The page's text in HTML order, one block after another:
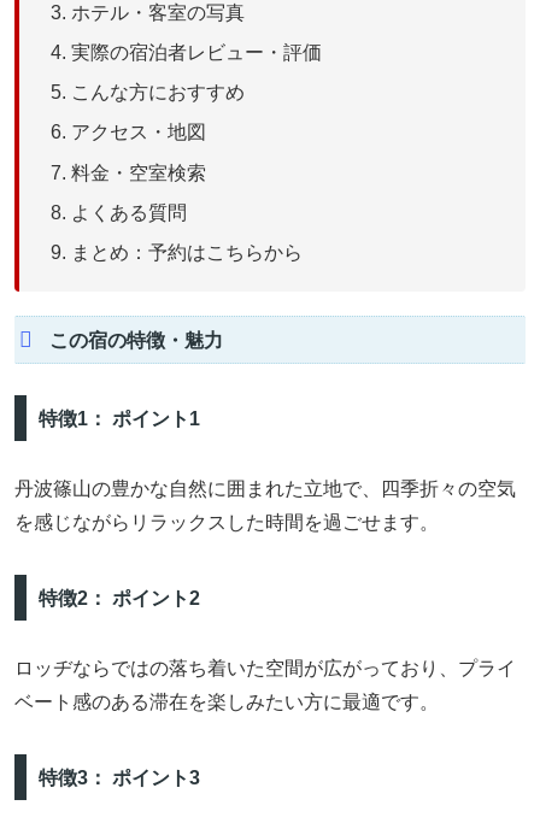
ホテル・客室の写真
実際の宿泊者レビュー・評価
こんな方におすすめ
アクセス・地図
料金・空室検索
よくある質問
まとめ：予約はこちらから
この宿の特徴・魅力
特徴1： ポイント1
丹波篠山の豊かな自然に囲まれた立地で、四季折々の空気
を感じながらリラックスした時間を過ごせます。
特徴2： ポイント2
ロッヂならではの落ち着いた空間が広がっており、プライ
ベート感のある滞在を楽しみたい方に最適です。
特徴3： ポイント3